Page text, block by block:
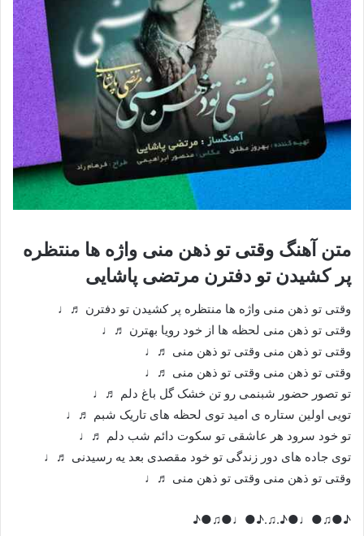
متن آهنگ وقتی تو ذهن منی واژه ها منتظره
پر کشیدن تو دفترن مرتضی پاشایی
وقتی تو ذهن منی واژه ها منتظره پر کشیدن تو دفترن ♬♩
وقتی تو ذهن منی لحظه ها از خود رویا بهترن ♬♩
وقتی تو ذهن منی وقتی تو ذهن منی ♬♩
وقتی تو ذهن منی وقتی تو ذهن منی ♬♩
تو تصور حضور شبنمی رو تن خشک گل باغ دلم ♬♩
تویی اولین ستاره ی امید توی لحظه های تاریک شبم ♬♩
تو خود سرود هر عاشقی تو سکوت دائم شب دلم ♬♩
توی جاده های دور زندگی تو خود مقصدی بعد یه رسیدنی ♬♩
وقتی تو ذهن منی وقتی تو ذهن منی ♬♩
♪●♫●♩●♪.♫.♪●♩●♫●♪